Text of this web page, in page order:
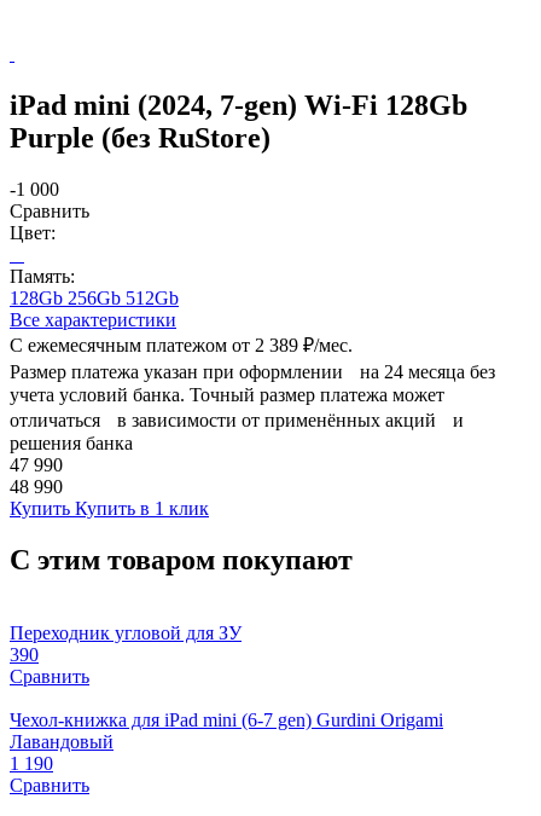
iPad mini (2024, 7-gen) Wi-Fi 128Gb
Purple (без RuStore)
-1 000
Сравнить
Цвет:
Память:
128Gb 256Gb 512Gb
Все характеристики
С ежемесячным платежом от 2 389 ₽/мес.
Размер платежа указан при оформлении на 24 месяца без
учета условий банка. Точный размер платежа может
отличаться в зависимости от применённых акций и
решения банка
47 990
48 990
Купить Купить в 1 клик
С этим товаром покупают
Переходник угловой для ЗУ
390
Сравнить
Чехол-книжка для iPad mini (6-7 gen) Gurdini Origami
Лавандовый
1 190
Сравнить